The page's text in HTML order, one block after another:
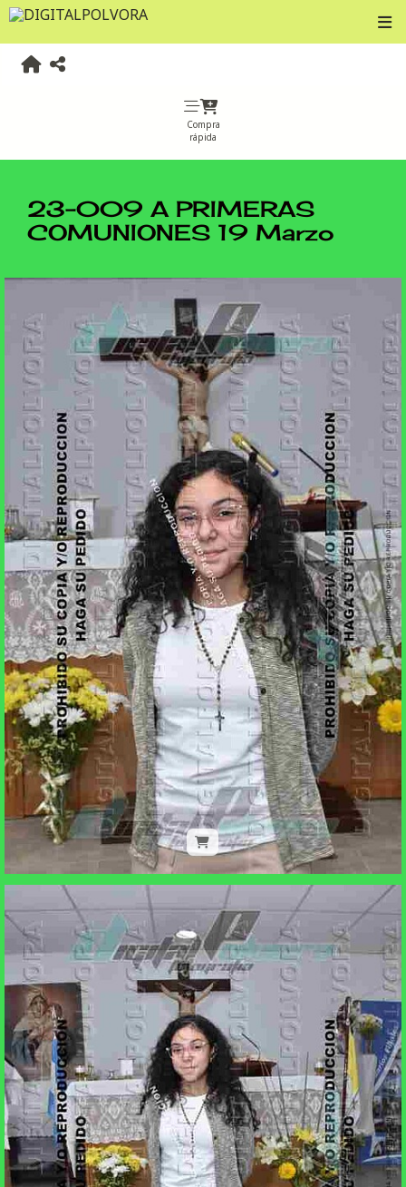
Compra
rápida
23-009 A PRIMERAS
COMUNIONES 19 Marzo